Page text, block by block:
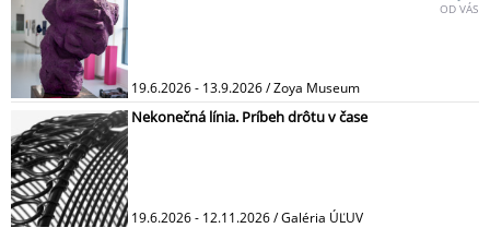
19.6.2026 - 13.9.2026 / Zoya Museum
OD VÁS
Nekonečná línia. Príbeh drôtu v čase
19.6.2026 - 12.11.2026 / Galéria ÚĽUV